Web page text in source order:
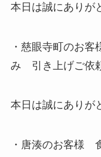
本日は誠にありが
・慈眼寺町のお
み 引き上げご依
本日は誠にありが
・唐湊のお客様